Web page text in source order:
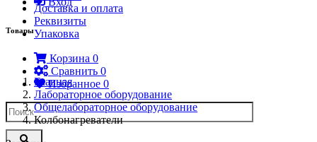
Товары
Корзина 0
Сравнить 0
Избранное 0
Доставка и оплата
Реквизиты
Упаковка
Главная
Лабораторное оборудование
Общелабораторное оборудование
Колбонагреватели